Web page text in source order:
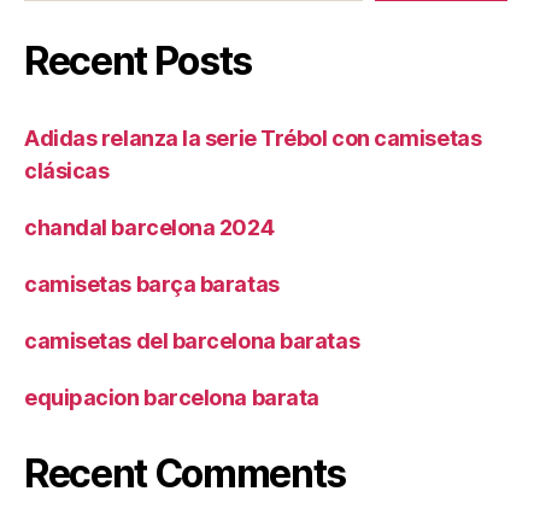
Recent Posts
Adidas relanza la serie Trébol con camisetas
clásicas
chandal barcelona 2024
camisetas barça baratas
camisetas del barcelona baratas
equipacion barcelona barata
Recent Comments